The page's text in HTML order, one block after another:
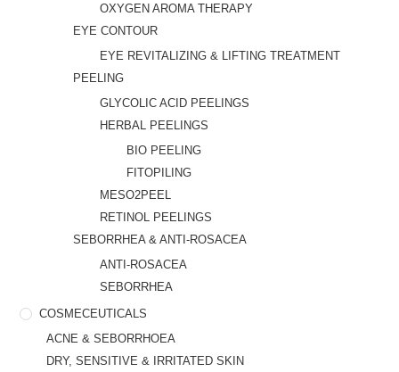
OXYGEN AROMA THERAPY
EYE CONTOUR
EYE REVITALIZING & LIFTING TREATMENT
PEELING
GLYCOLIC ACID PEELINGS
HERBAL PEELINGS
BIO PEELING
FITOPILING
MESO2PEEL
RETINOL PEELINGS
SEBORRHEA & ANTI-ROSACEA
ANTI-ROSACEA
SEBORRHEA
COSMECEUTICALS
ACNE & SEBORRHOEA
DRY, SENSITIVE & IRRITATED SKIN